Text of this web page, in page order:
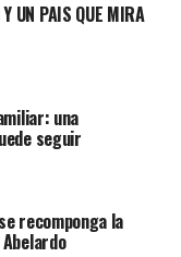
UN PAIS QUE MIRA
una
seguir
recomponga la